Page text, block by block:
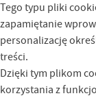
Tego typu pliki
zapamiętanie
personalizację
treści.
Dzięki tym plikom
korzystania z